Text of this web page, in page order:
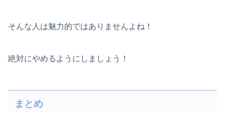
そんな人は魅力的ではありませんよね！
絶対にやめるようにしましょう！
まとめ